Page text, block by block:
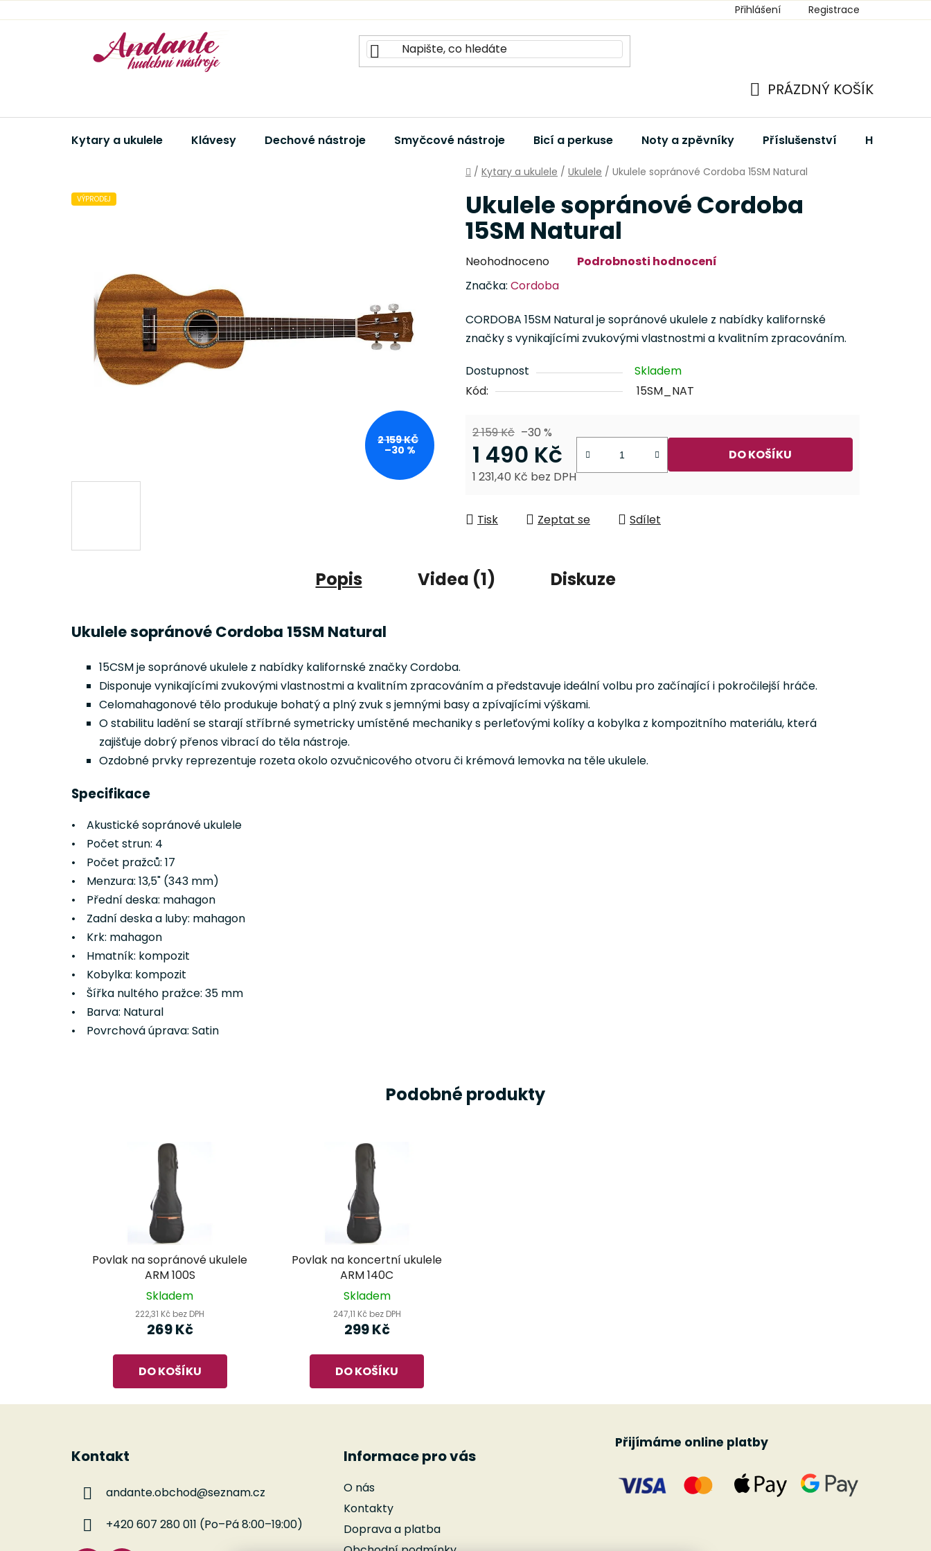
na
Přihlášení Registrace
KOŠÍK
PRÁZDNÝ KOŠÍK
Kytary a ukulele Klávesy Dechové nástroje Smyčcové nástroje Bicí a perkuse Noty a zpěvníky Příslušenství Hudební
Domů
/ Kytary a ukulele / Ukulele / Ukulele sopránové Cordoba 15SM Natural
Ukulele sopránové Cordoba
15SM Natural
Průměrné
produktu
je
5
hvězdiček.
Neohodnoceno
Podrobnosti hodnocení
Značka: Cordoba
CORDOBA 15SM Natural je sopránové ukulele z nabídky kalifornské
značky s vynikajícími zvukovými vlastnostmi a kvalitním zpracováním.
Dostupnost
Skladem
Kód:
15SM_NAT
2 159 Kč –30 %
1 490 Kč
1 231,40 Kč bez DPH
DO KOŠÍKU
Tisk Zeptat se Sdílet
VÝPRODEJ
2 159 KČ
–30 %
Popis Videa (1) Diskuze
Ukulele sopránové Cordoba 15SM Natural
15CSM je sopránové ukulele z nabídky kalifornské značky Cordoba.
Disponuje vynikajícími zvukovými vlastnostmi a kvalitním zpracováním a představuje ideální volbu pro začínající i pokročilejší hráče.
Celomahagonové tělo produkuje bohatý a plný zvuk s jemnými basy a zpívajícími výškami.
O stabilitu ladění se starají stříbrné symetricky umístěné mechaniky s perleťovými kolíky a kobylka z kompozitního materiálu, která
zajišťuje dobrý přenos vibrací do těla nástroje.
Ozdobné prvky reprezentuje rozeta okolo ozvučnicového otvoru či krémová lemovka na těle ukulele.
Specifikace
• Akustické sopránové ukulele
• Počet strun: 4
• Počet pražců: 17
• Menzura: 13,5" (343 mm)
• Přední deska: mahagon
• Zadní deska a luby: mahagon
• Krk: mahagon
• Hmatník: kompozit
• Kobylka: kompozit
• Šířka nultého pražce: 35 mm
• Barva: Natural
• Povrchová úprava: Satin
Podobné produkty
Povlak na sopránové ukulele
ARM 100S
Skladem
222,31 Kč bez DPH
269 Kč
DO KOŠÍKU
Povlak na koncertní ukulele
ARM 140C
Skladem
247,11 Kč bez DPH
299 Kč
DO KOŠÍKU
Kontakt
andante.obchod@seznam.cz
+420 607 280 011 (Po–Pá 8:00–19:00)
Informace pro vás
O nás
Kontakty
Doprava a platba
Přijímáme online platby